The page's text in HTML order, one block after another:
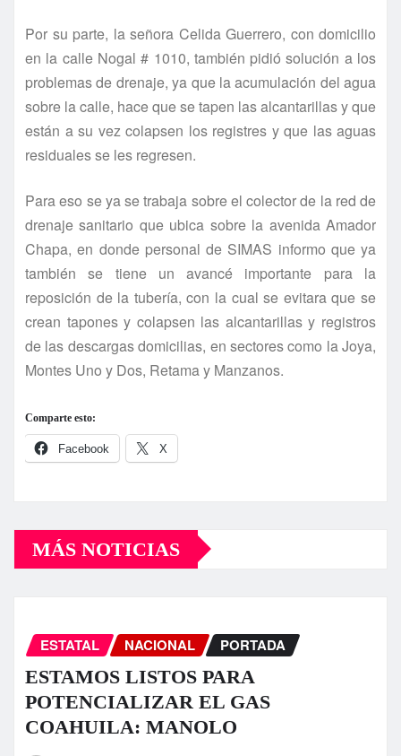
Por su parte, la señora Celida Guerrero, con domicilio
en la calle Nogal # 1010, también pidió solución a los
problemas de drenaje, ya que la acumulación del agua
sobre la calle, hace que se tapen las alcantarillas y que
están a su vez colapsen los registres y que las aguas
residuales se les regresen.
Para eso se ya se trabaja sobre el colector de la red de
drenaje sanitario que ubica sobre la avenida Amador
Chapa, en donde personal de SIMAS informo que ya
también se tiene un avancé importante para la
reposición de la tuberí­a, con la cual se evitara que se
crean tapones y colapsen las alcantarillas y registros
de las descargas domicilias, en sectores como la Joya,
Montes Uno y Dos, Retama y Manzanos.
Comparte esto:
Facebook X
MÁS NOTICIAS
ESTATAL NACIONAL PORTADA
ESTAMOS LISTOS PARA
POTENCIALIZAR EL GAS
COAHUILA: MANOLO